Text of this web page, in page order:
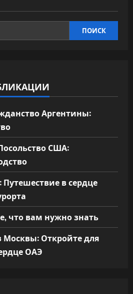
ПОИСК
Аргентины:
США:
в сердце
что вам нужно знать
Откройте для
ОАЭ